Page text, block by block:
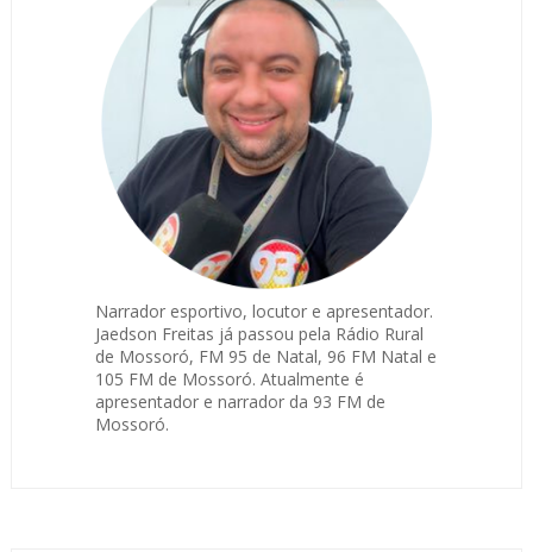
Narrador esportivo, locutor e apresentador.
Jaedson Freitas já passou pela Rádio Rural
de Mossoró, FM 95 de Natal, 96 FM Natal e
105 FM de Mossoró. Atualmente é
apresentador e narrador da 93 FM de
Mossoró.